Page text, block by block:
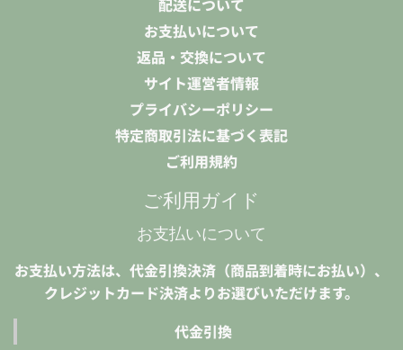
配送について
お支払いについて
返品・交換について
サイト運営者情報
プライバシーポリシー
特定商取引法に基づく表記
ご利用規約
ご利用ガイド
お支払いについて
お支払い方法は、代金引換決済（商品到着時にお払い）、
クレジットカード決済よりお選びいただけます。
代金引換